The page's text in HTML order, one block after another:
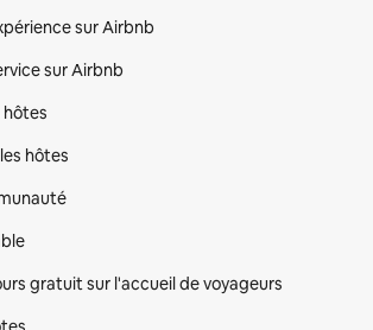
sur Airbnb
sur Airbnb
hôtes
hôtes
gratuit sur l'accueil de voyageurs